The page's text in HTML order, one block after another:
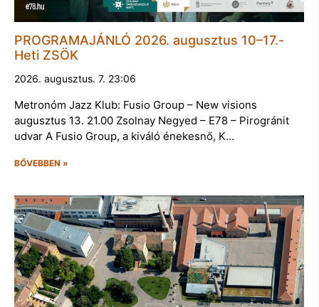
PROGRAMAJÁNLÓ 2026. augusztus 10–17.-
Heti ZSÖK
2026. augusztus. 7. 23:06
Metronóm Jazz Klub: Fusio Group – New visions
augusztus 13. 21.00 Zsolnay Negyed – E78 – Pirogránit
udvar A Fusio Group, a kiváló énekesnő, K…
BŐVEBBEN »